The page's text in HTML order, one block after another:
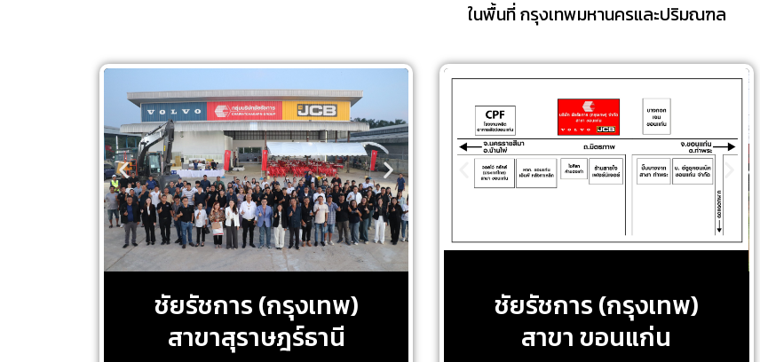
ในพื้นที่ กรุงเทพมหานครและปริมณฑล
ชัยรัชการ (กรุงเทพ)
สาขาสุราษฎร์ธานี
ชัยรัชการ (กรุงเทพ)
สาขา ขอนแก่น